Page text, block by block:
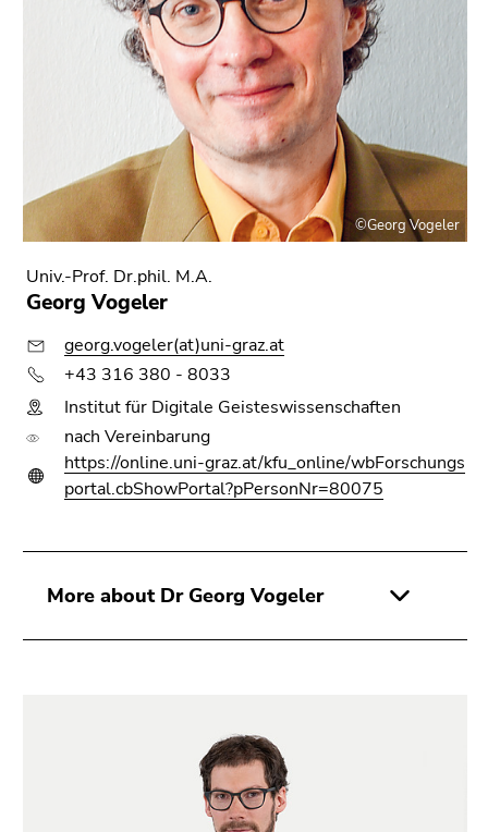
©Georg Vogeler
Univ.-Prof. Dr.phil. M.A.
Georg Vogeler
georg.vogeler(at)uni-graz.at
+43 316 380 - 8033
Institut für Digitale Geisteswissenschaften
nach Vereinbarung
https://online.uni-graz.at/kfu_online/wbForschungs
portal.cbShowPortal?pPersonNr=80075
More about Dr Georg Vogeler